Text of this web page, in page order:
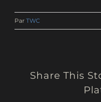
Par TWC
Share This